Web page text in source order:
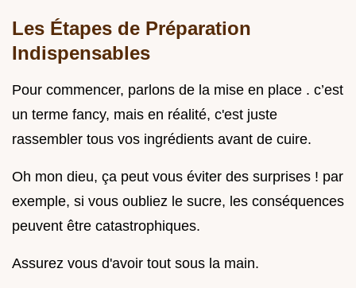
Les Étapes de Préparation
Indispensables
Pour commencer, parlons de la mise en place . c’est
un terme fancy, mais en réalité, c'est juste
rassembler tous vos ingrédients avant de cuire.
Oh mon dieu, ça peut vous éviter des surprises ! par
exemple, si vous oubliez le sucre, les conséquences
peuvent être catastrophiques.
Assurez vous d'avoir tout sous la main.